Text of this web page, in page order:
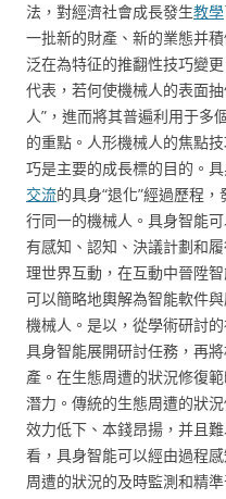
法，對經濟社會成長發生教學
一批新的財產、新的業態并
泛在為特征的推翻性技巧變
代表，若何使機械人的表面
人”，進而將其普遍利用于多
的重點。人形機械人的焦點
巧是主要的成長標的目的。
交流的具身“退化”經過歷程
行同一的機械人。具身智能
有感知、認知、決議計劃和
理世界互動，在互動中晉陞
可以簡略地輿解為智能軟件
機械人。是以，從學術研討
具身智能展開研討任務，再
產。在生態周遭的狀況修復
潛力。傳統的生態周遭的狀
效力低下、本錢昂揚，并且
看，具身智能可以經由過程
周遭的狀況的及時監測和精